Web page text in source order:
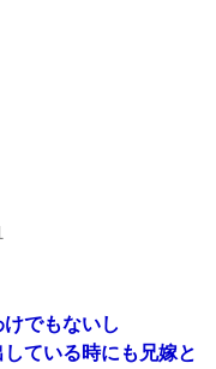
でもないし
ている時にも兄嫁と